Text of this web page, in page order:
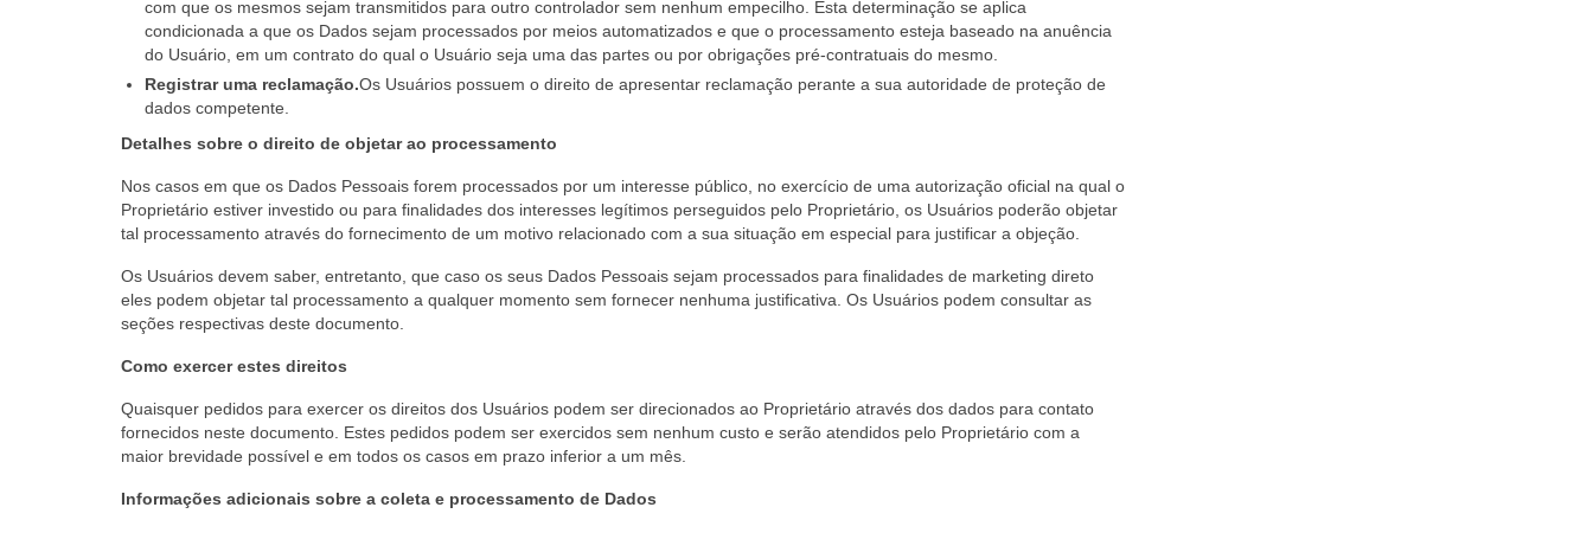
com que os mesmos sejam transmitidos para outro controlador sem nenhum empecilho. Esta determinação se aplica
condicionada a que os Dados sejam processados por meios automatizados e que o processamento esteja baseado na anuência
do Usuário, em um contrato do qual o Usuário seja uma das partes ou por obrigações pré-contratuais do mesmo.
Registrar uma reclamação.Os Usuários possuem o direito de apresentar reclamação perante a sua autoridade de proteção de
dados competente.
Detalhes sobre o direito de objetar ao processamento
Nos casos em que os Dados Pessoais forem processados por um interesse público, no exercício de uma autorização oficial na qual o
Proprietário estiver investido ou para finalidades dos interesses legítimos perseguidos pelo Proprietário, os Usuários poderão objetar
tal processamento através do fornecimento de um motivo relacionado com a sua situação em especial para justificar a objeção.
Os Usuários devem saber, entretanto, que caso os seus Dados Pessoais sejam processados para finalidades de marketing direto
eles podem objetar tal processamento a qualquer momento sem fornecer nenhuma justificativa. Os Usuários podem consultar as
seções respectivas deste documento.
Como exercer estes direitos
Quaisquer pedidos para exercer os direitos dos Usuários podem ser direcionados ao Proprietário através dos dados para contato
fornecidos neste documento. Estes pedidos podem ser exercidos sem nenhum custo e serão atendidos pelo Proprietário com a
maior brevidade possível e em todos os casos em prazo inferior a um mês.
Informações adicionais sobre a coleta e processamento de Dados